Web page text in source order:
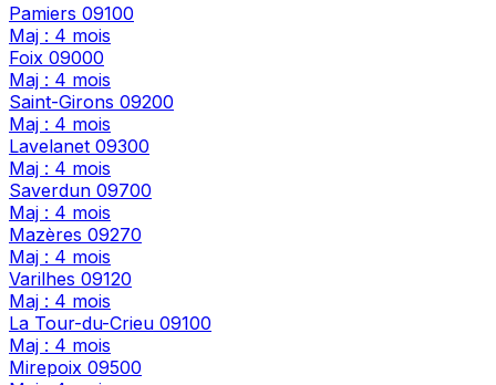
Pamiers 09100
Maj : 4 mois
Foix 09000
Maj : 4 mois
Saint-Girons 09200
Maj : 4 mois
Lavelanet 09300
Maj : 4 mois
Saverdun 09700
Maj : 4 mois
Mazères 09270
Maj : 4 mois
Varilhes 09120
Maj : 4 mois
La Tour-du-Crieu 09100
Maj : 4 mois
Mirepoix 09500